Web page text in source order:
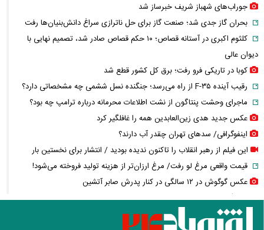
جوراب‌های شهباز شریف خبرساز شد
بحران گاز جدی شد؛ صنعت گاز برای حل ناترازی سراغ دانش‌بنیان‌ها رفت
کلثوم اکبری در آستانه قصاص؛ ۱۰ حکم قصاص صادر شد، تصمیم نهایی با
دیوان عالی
کوبا در تاریکی فرو رفت؛ برق کل کشور قطع شد
رقیب آینده F-۳۵ از راه می‌رسد؛ جنگنده نسل ششمی چه مشخصاتی دارد؟
ماجرای وحشت پنتاگون از نشت اطلاعات محرمانه درباره ترامپ چه بود؟
عکس جدید هدی زین‌العابدین همه را غافلگیر کرد
اینفوگرافی/ سدهای تهران چقدر آب دارند؟
این فیلم از رهبر انقلاب را تاکنون ندیده بودید / انتشار برای نخستین بار
قیمت واقعی مرغ لو رفت/ مرغ ارزان‌تر از هزینه تولید فروخته می‌شود!
عکس گوگوش در ۱۲ سالگی در کنار پدرش صابر آتشین
کالابرگ مرداد چه زمانی شارژ می‌شود؟ / تغییر زمان واریز اعتبار برخی
خانوارها به شهریور